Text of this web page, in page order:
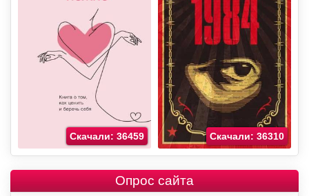
Скачали: 36459 Скачали: 36310
Опрос сайта